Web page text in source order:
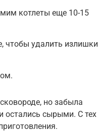
котлеты еще 10-15
чтобы удалить излишки
но забыла
остались сырыми. С тех